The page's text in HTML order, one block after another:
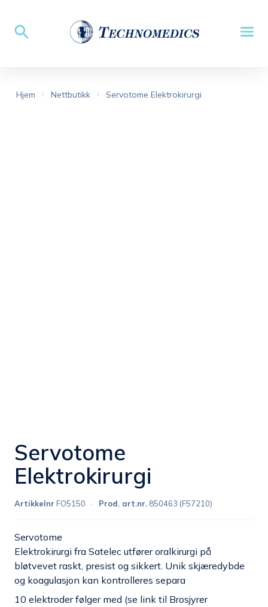
Hjem Nettbutikk Servotome Elektrokirurgi
Servotome
Elektrokirurgi
Artikkelnr FO5150 Prod. art.nr. 850463 (F57210)
Servotome
Elektrokirurgi fra Satelec utfører oralkirurgi på
bløtvevet raskt, presist og sikkert. Unik skjæredybde
og koagulasjon kan kontrolleres separa
10 elektroder følger med (se link til Brosjyrer